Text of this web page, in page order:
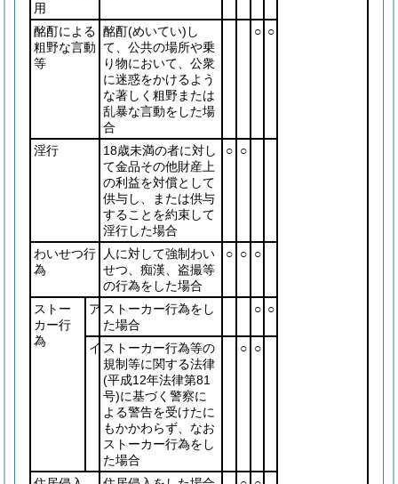
用
酩酊による
粗野な言動
等
酩酊(めいてい) し
て、公共の場所や乗
り物において、公衆
に迷惑をかけるよう
な著しく粗野または
乱暴な言動をした場
合
○ ○
淫行
18歳未満の者に対し
て金品その他財産上
の利益を対償として
供与し、または供与
することを約束して
淫行した場合
○ ○
わいせつ行
為
人に対して強制わい
せつ、痴漢、盗撮等
の行為をした場合
○ ○ ○
ストー
カー行
為
ア ストーカー行為をし
た場合
○ ○
イ ストーカー行為等の
規制等に関する法律
(平成12年法律第81
号)に基づく警察に
よる警告を受けたに
もかかわらず、なお
ストーカー行為をし
た場合
○ ○